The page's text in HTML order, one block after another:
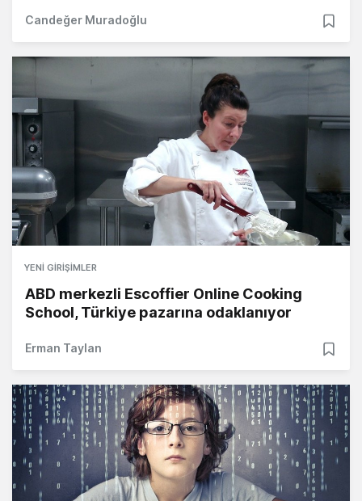
Candeğer Muradoğlu
YENI GIRIŞIMLER
ABD merkezli Escoffier Online Cooking
School, Türkiye pazarına odaklanıyor
Erman Taylan